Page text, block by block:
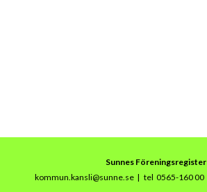
Sunnes Föreningsregister
kommun.kansli@sunne.se| tel 0565-160 00